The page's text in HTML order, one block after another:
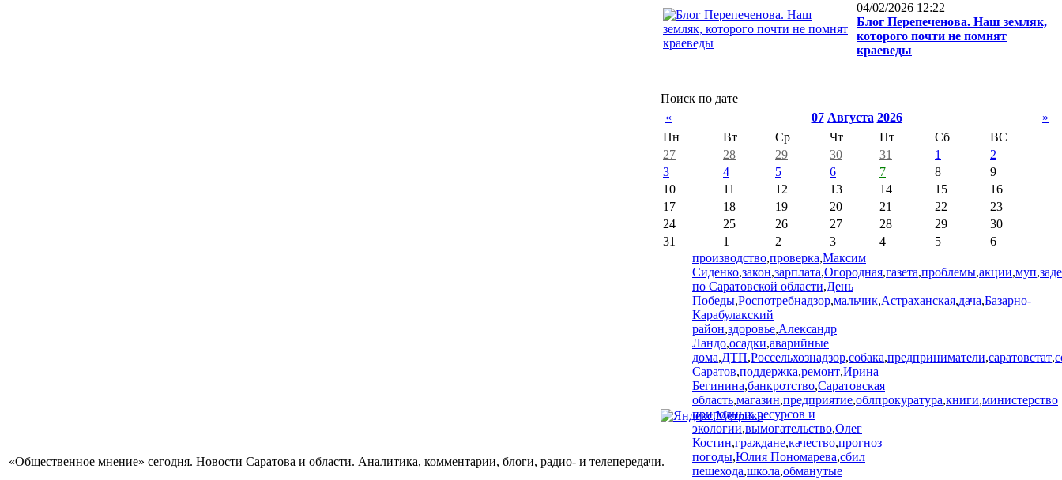
04/02/2026 12:22
Блог Перепеченова. Наш земляк,
которого почти не помнят
краеведы
Поиск по дате
«
07 Августа 2026
»
Пн
Вт Ср Чт Пт Сб
ВС
27
28 29 30 31 1
2
3
4 5 6 7 8
9
10
11 12 13 14 15
16
17
18 19 20 21 22
23
24
25 26 27 28 29
30
31
1 2 3 4 5
6
производство,проверка,Максим
Сиденко,закон,зарплата,Огородная,газета,проблемы,акции,муп,
по Саратовской области,День
Победы,Роспотребнадзор,мальчик,Астраханская,дача,Базарно-
Карабулакский
район,здоровье,Александр
Ландо,осадки,аварийные
дома,ДТП,Россельхознадзор,собака,предприниматели,саратовстат,
Саратов,поддержка,ремонт,Ирина
Бегинина,банкротство,Саратовская
область,магазин,предприятие,облпрокуратура,книги,министерство
природных ресурсов и
экологии,вымогательство,Олег
Костин,граждане,качество,прогноз
погоды,Юлия Пономарева,сбил
пешехода,школа,обманутые
«Общественное мнение» сегодня. Новости Саратова и области. Аналитика, комментарии, блоги, радио- и телепередачи.